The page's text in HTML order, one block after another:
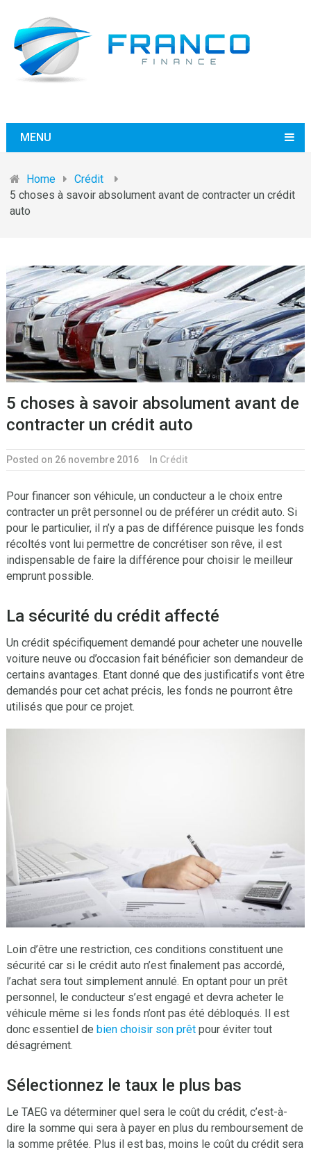
MENU
Home
Crédit
5 choses à savoir absolument avant de contracter un crédit
auto
5 choses à savoir absolument avant de
contracter un crédit auto
Posted on 26 novembre 2016 In Crédit
Pour financer son véhicule, un conducteur a le choix entre
contracter un prêt personnel ou de préférer un crédit auto. Si
pour le particulier, il n’y a pas de différence puisque les fonds
récoltés vont lui permettre de concrétiser son rêve, il est
indispensable de faire la différence pour choisir le meilleur
emprunt possible.
La sécurité du crédit affecté
Un crédit spécifiquement demandé pour acheter une nouvelle
voiture neuve ou d’occasion fait bénéficier son demandeur de
certains avantages. Etant donné que des justificatifs vont être
demandés pour cet achat précis, les fonds ne pourront être
utilisés que pour ce projet.
Loin d’être une restriction, ces conditions constituent une
sécurité car si le crédit auto n’est finalement pas accordé,
l’achat sera tout simplement annulé. En optant pour un prêt
personnel, le conducteur s’est engagé et devra acheter le
véhicule même si les fonds n’ont pas été débloqués. Il est
donc essentiel de bien choisir son prêtpour éviter tout
désagrément.
Sélectionnez le taux le plus bas
Le TAEG va déterminer quel sera le coût du crédit, c’est-à-
dire la somme qui sera à payer en plus du remboursement de
la somme prêtée. Plus il est bas, moins le coût du crédit sera